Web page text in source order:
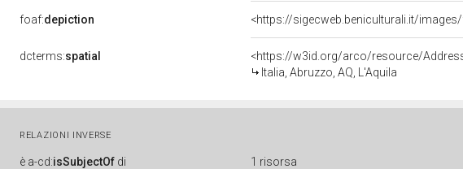
foaf:depiction <https://sigecweb.beniculturali.it/
dcterms:spatial
<https://w3id.org/arco/resource/
Italia, Abruzzo, AQ, L'Aquila
RELAZIONI INVERSE
è a-cd:isSubjectOf di 1 risorsa